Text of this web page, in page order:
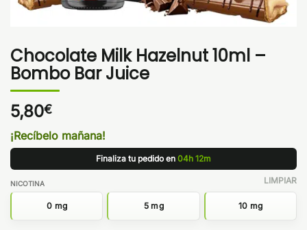
Chocolate Milk Hazelnut 10ml –
Bombo Bar Juice
5,80€
¡Recíbelo mañana!
Finaliza tu pedido en 04h 12m
NICOTINA
0 mg 5 mg 10 mg
LIMPIAR